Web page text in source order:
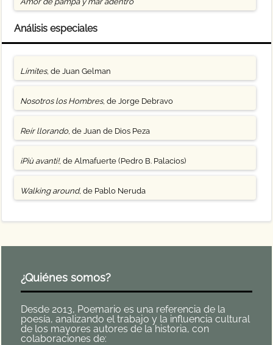
Análisis especiales
Límites, de Juan Gelman
Nosotros los Hombres, de Jorge Debravo
Reír llorando, de Juan de Dios Peza
¡Più avanti!, de Almafuerte (Pedro B. Palacios)
Walking around, de Pablo Neruda
¿Quiénes somos?
Desde 2013, Poemario es una referencia de la
poesía, analizando el trabajo y la influencia cultural
de los mayores autores de la historia, con
colaboraciones de: